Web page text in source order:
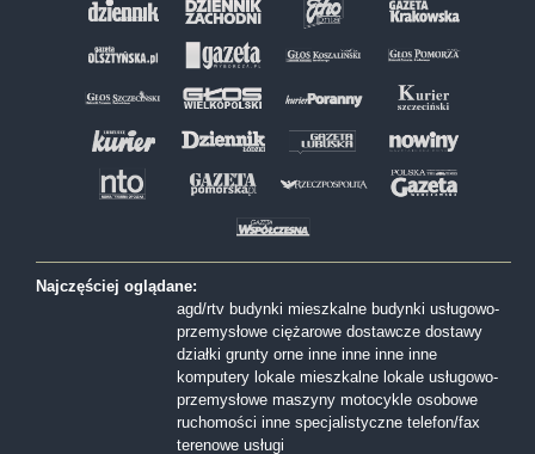
Najczęściej oglądane:
agd/rtv budynki mieszkalne budynki usługowo-
przemysłowe ciężarowe dostawcze dostawy
działki grunty orne inne inne inne inne
komputery lokale mieszkalne lokale usługowo-
przemysłowe maszyny motocykle osobowe
ruchomości inne specjalistyczne telefon/fax
terenowe usługi